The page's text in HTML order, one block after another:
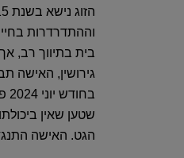
בית בתיווך רב‏,‏
גירושין‏,‏ האישה
שטען שאין
הגט‏.‏ האישה